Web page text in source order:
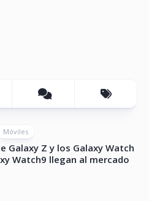
Móviles
Galaxy Z y los Galaxy Watch
Watch9 llegan al mercado